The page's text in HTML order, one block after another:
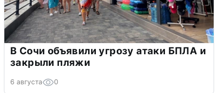
В Сочи объявили угрозу атаки БПЛА и
закрыли пляжи
6 августа 0